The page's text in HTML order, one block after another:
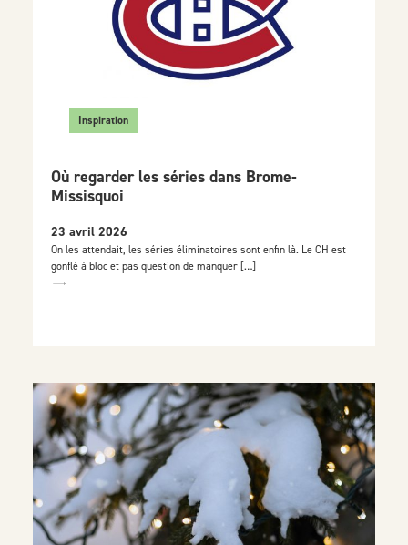
Inspiration
Où regarder les séries dans Brome-
Missisquoi
23 avril 2026
On les attendait, les séries éliminatoires sont enfin là. Le CH est
gonflé à bloc et pas question de manquer […]